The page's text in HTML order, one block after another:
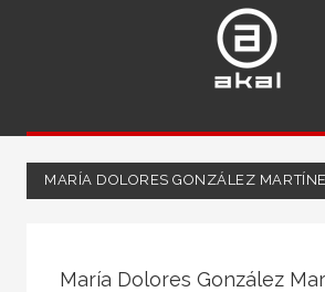
MARÍA DOLORES GONZÁLEZ
María Dolores González